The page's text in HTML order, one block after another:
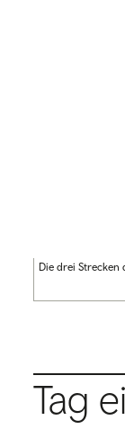
Die drei Strecken
Tag